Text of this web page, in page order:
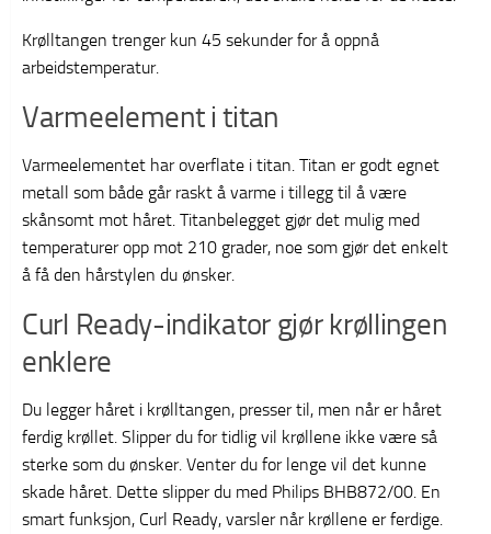
Krølltangen trenger kun 45 sekunder for å oppnå
arbeidstemperatur.
Varmeelement i titan
Varmeelementet har overflate i titan. Titan er godt egnet
metall som både går raskt å varme i tillegg til å være
skånsomt mot håret. Titanbelegget gjør det mulig med
temperaturer opp mot 210 grader, noe som gjør det enkelt
å få den hårstylen du ønsker.
Curl Ready-indikator gjør krøllingen
enklere
Du legger håret i krølltangen, presser til, men når er håret
ferdig krøllet. Slipper du for tidlig vil krøllene ikke være så
sterke som du ønsker. Venter du for lenge vil det kunne
skade håret. Dette slipper du med Philips BHB872/00. En
smart funksjon, Curl Ready, varsler når krøllene er ferdige.